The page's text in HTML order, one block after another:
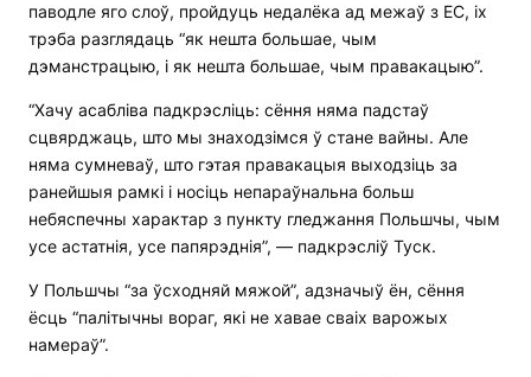
паводле яго слоў, пройдуць недалёка ад межаў з ЕС, іх
трэба разглядаць “як нешта большае, чым
дэманстрацыю, і як нешта большае, чым правакацыю”.
“Хачу асабліва падкрэсліць: сёння няма падстаў
сцвярджаць, што мы знаходзімся ў стане вайны. Але
няма сумневаў, што гэтая правакацыя выходзіць за
ранейшыя рамкі і носіць непараўнальна больш
небяспечны характар з пункту гледжання Польшчы, чым
усе астатнія, усе папярэднія”, — падкрэсліў Туск.
У Польшчы “за ўсходняй мяжой”, адзначыў ён, сёння
ёсць “палітычны вораг, які не хавае сваіх варожых
намераў”.